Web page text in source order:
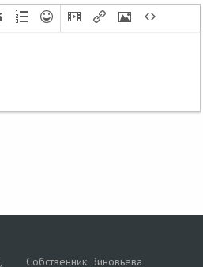
Собственник: Зиновьева